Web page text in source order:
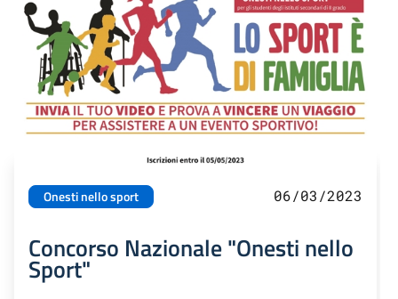
Onesti nello sport 06/03/2023
Concorso Nazionale "Onesti nello
Sport"